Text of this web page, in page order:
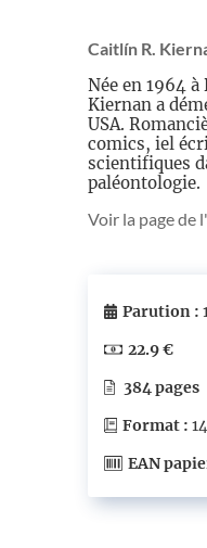
Caitlín R.
Née en 1964
Kiernan a
USA.
comics, iel
scientifiques
paléontologie.
Voir la page de
Parution :
22.9 €
384 pages
Format :
EAN